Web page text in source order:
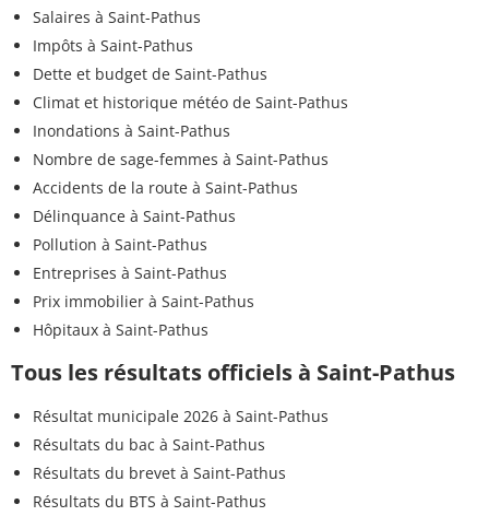
Salaires à Saint-Pathus
Impôts à Saint-Pathus
Dette et budget de Saint-Pathus
Climat et historique météo de Saint-Pathus
Inondations à Saint-Pathus
Nombre de sage-femmes à Saint-Pathus
Accidents de la route à Saint-Pathus
Délinquance à Saint-Pathus
Pollution à Saint-Pathus
Entreprises à Saint-Pathus
Prix immobilier à Saint-Pathus
Hôpitaux à Saint-Pathus
Tous les résultats officiels à Saint-Pathus
Résultat municipale 2026 à Saint-Pathus
Résultats du bac à Saint-Pathus
Résultats du brevet à Saint-Pathus
Résultats du BTS à Saint-Pathus